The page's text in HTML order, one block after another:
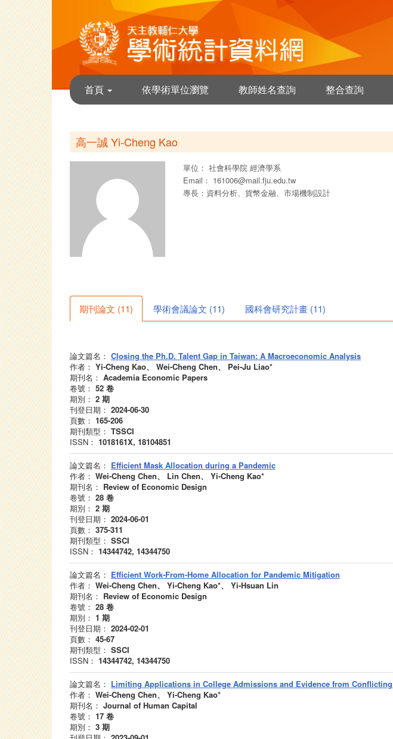
首頁 依學術單位瀏覽 教師姓名查詢 整合查詢
高一誠 Yi-Cheng Kao
單位： 社會科學院 經濟學系
Email： 161006@mail.fju.edu.tw
專長：資料分析、貨幣金融、市場機制設計
期刊論文 (11) 學術會議論文 (11) 國科會研究計畫 (11)
論文篇名： Closing the Ph.D. Talent Gap in Taiwan: A Macroeconomic Analysis
作者： Yi-Cheng Kao、 Wei-Cheng Chen、 Pei-Ju Liao*
期刊名： Academia Economic Papers
卷號： 52 卷
期別： 2 期
刊登日期： 2024-06-30
頁數： 165-206
期刊類型： TSSCI
ISSN： 1018161X, 18104851
論文篇名： Efficient Mask Allocation during a Pandemic
作者： Wei-Cheng Chen、 Lin Chen、 Yi-Cheng Kao*
期刊名： Review of Economic Design
卷號： 28 卷
期別： 2 期
刊登日期： 2024-06-01
頁數： 375-311
期刊類型： SSCI
ISSN： 14344742, 14344750
論文篇名： Efficient Work-From-Home Allocation for Pandemic Mitigation
作者： Wei-Cheng Chen、 Yi-Cheng Kao*、 Yi-Hsuan Lin
期刊名： Review of Economic Design
卷號： 28 卷
期別： 1 期
刊登日期： 2024-02-01
頁數： 45-67
期刊類型： SSCI
ISSN： 14344742, 14344750
論文篇名： Limiting Applications in College Admissions and Evidence from Conflicting
作者： Wei-Cheng Chen、 Yi-Cheng Kao*
期刊名： Journal of Human Capital
卷號： 17 卷
期別： 3 期